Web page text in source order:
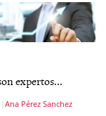
expertos...
Ana Pérez Sanchez